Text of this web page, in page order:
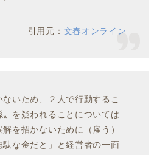
引用元： 文春オンライン
いため、２人で行動するこ
〟を疑われることについては
を招かないために（雇う）
駄な金だと」と経営者の一面